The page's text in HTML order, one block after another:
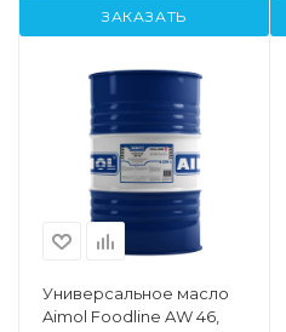
ЗАКАЗАТЬ
Универсальное масло
Aimol Foodline AW 46,